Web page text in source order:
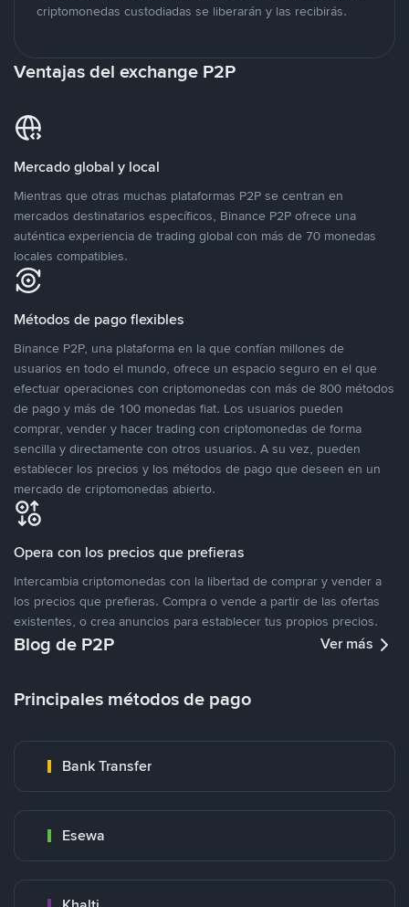
criptomonedas custodiadas se liberarán y las recibirás.
Ventajas del exchange P2P
Mercado global y local
Mientras que otras muchas plataformas P2P se centran en
mercados destinatarios específicos, Binance P2P ofrece una
auténtica experiencia de trading global con más de 70 monedas
locales compatibles.
Métodos de pago flexibles
Binance P2P, una plataforma en la que confían millones de
usuarios en todo el mundo, ofrece un espacio seguro en el que
efectuar operaciones con criptomonedas con más de 800 métodos
de pago y más de 100 monedas fiat. Los usuarios pueden
comprar, vender y hacer trading con criptomonedas de forma
sencilla y directamente con otros usuarios. A su vez, pueden
establecer los precios y los métodos de pago que deseen en un
mercado de criptomonedas abierto.
Opera con los precios que prefieras
Intercambia criptomonedas con la libertad de comprar y vender a
los precios que prefieras. Compra o vende a partir de las ofertas
existentes, o crea anuncios para establecer tus propios precios.
Blog de P2P Ver más
Principales métodos de pago
Bank Transfer
Esewa